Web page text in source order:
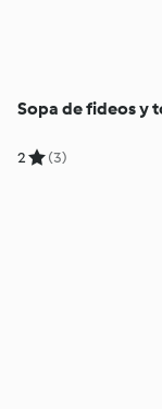
Sopa de fideos y
2 (3)